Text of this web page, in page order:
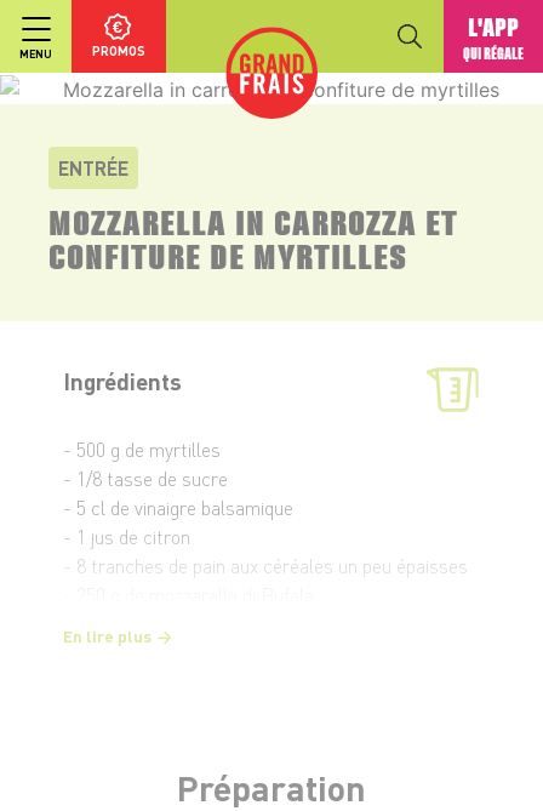
MENU PROMOS
L'APP
QUI RÉGALE
ENTRÉE
MOZZARELLA IN CARROZZA ET
CONFITURE DE MYRTILLES
Ingrédients
- 500 g de myrtilles
- 1/8 tasse de sucre
- 5 cl de vinaigre balsamique
- 1 jus de citron
- 8 tranches de pain aux céréales un peu épaisses
- 3 œufs
- 10 cl d'huile de tournesol
En lire plus
Préparation